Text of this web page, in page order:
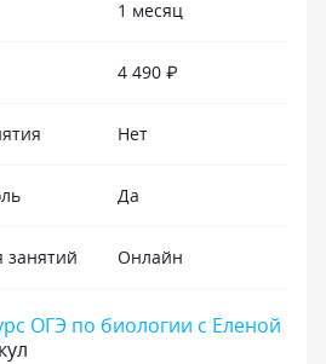
1 месяц
4 490 ₽
Нет
Да
Онлайн
ОГЭ по биологии с Еленой